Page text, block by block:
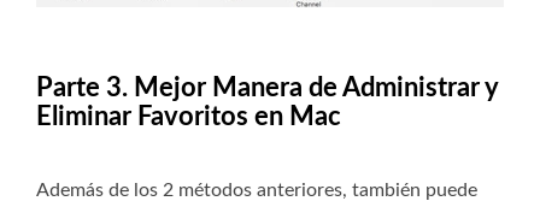
Parte 3. Mejor Manera de Administrar y
Eliminar Favoritos en Mac
Además de los 2 métodos anteriores, también puede